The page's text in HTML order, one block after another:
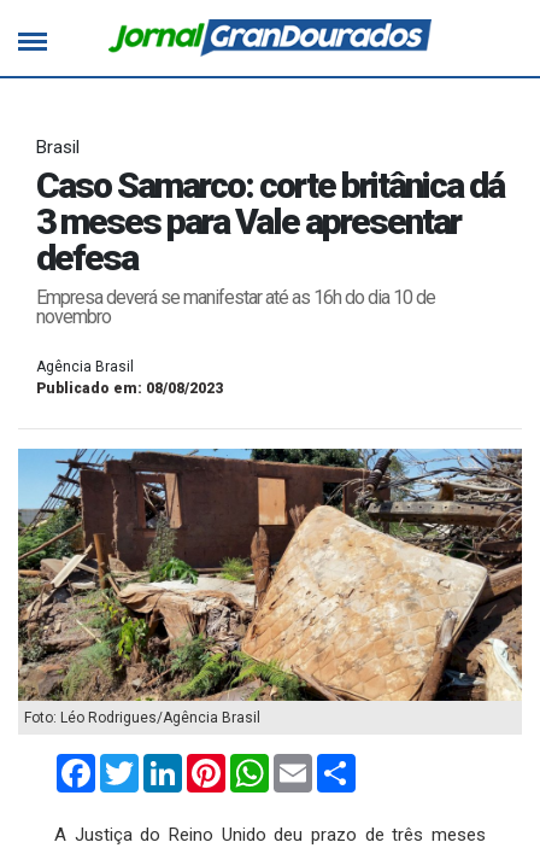
Brasil
Caso Samarco: corte britânica dá
3 meses para Vale apresentar
defesa
Empresa deverá se manifestar até as 16h do dia 10 de
novembro
Agência Brasil
Publicado em: 08/08/2023
Foto: Léo Rodrigues/Agência Brasil
FacebookTwitterLinkedInPinterestWhatsApp
Email
A Justiça do Reino Unido deu prazo de três meses